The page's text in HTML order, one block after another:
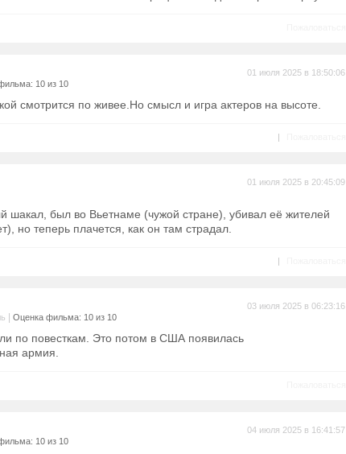
10 из 10
01 июля 2025 в 18:50:06
смотрится по живее.Но смысл и игра актеров на высоте.
|
01 июля 2025 в 20:45:09
шакал, был во Вьетнаме (чужой стране), убивал её жителей
но теперь плачется, как он там страдал.
|
Оценка фильма: 10 из 10
03 июля 2025 в 06:23:16
по повесткам. Это потом в США появилась
армия.
10 из 10
04 июля 2025 в 16:41:57